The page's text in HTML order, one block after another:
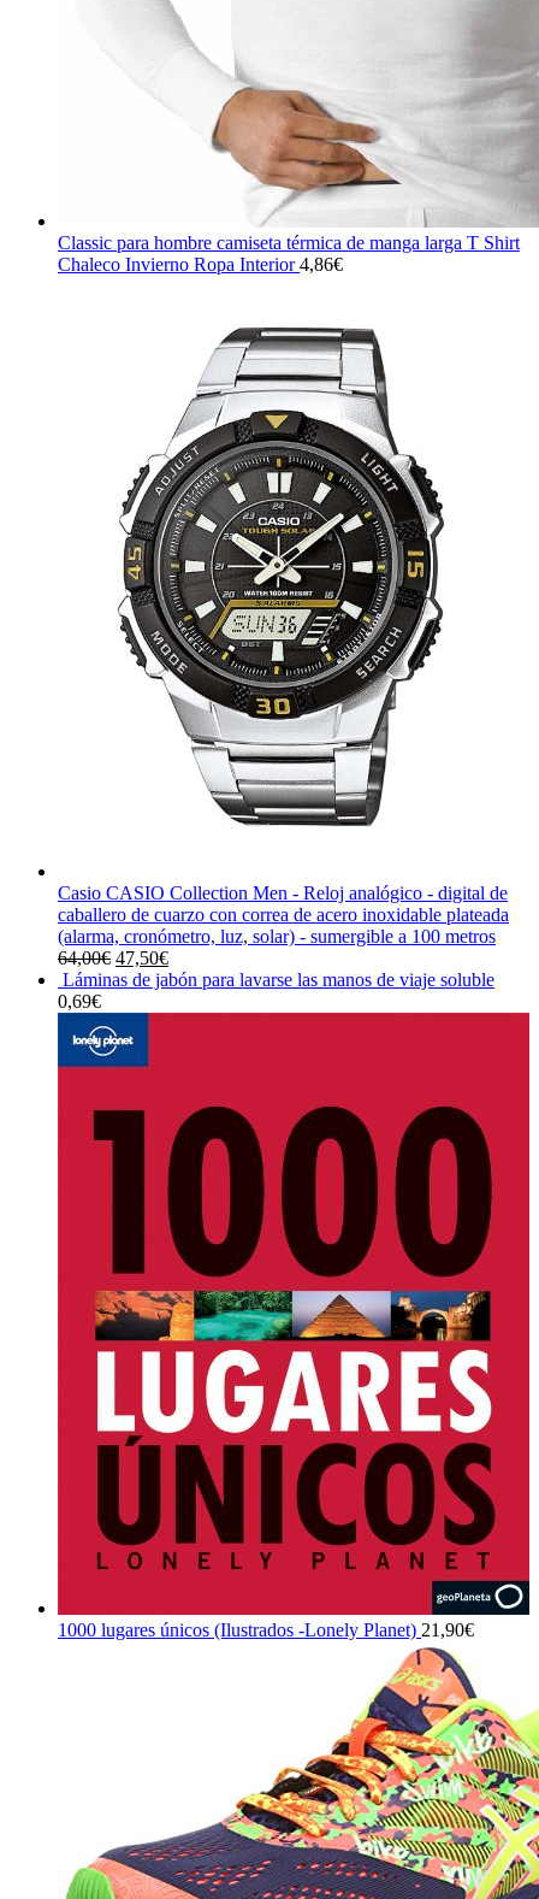
Classic para hombre camiseta térmica de manga larga T Shirt
Chaleco Invierno Ropa Interior 4,86€
Casio CASIO Collection Men - Reloj analógico - digital de
caballero de cuarzo con correa de acero inoxidable plateada
(alarma, cronómetro, luz, solar) - sumergible a 100 metros
64,00€ El
precio
64,00€.
47,50€El
precio
Láminas de jabón para lavarse las manos de viaje soluble
0,69€
1000 lugares únicos (Ilustrados -Lonely Planet) 21,90€